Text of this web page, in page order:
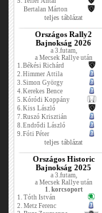
Bertalan Márton
teljes táblázat
Országos Rally2
Bajnokság 2026
a 3.futam,
a Mecsek Rallye után
1.Békési Richárd
2.Himmer Attila
3.Simon György
4.Kerekes Bence
5.Kóródi Koppány
6.Kiss László
7.Ruszó Krisztián
8.Endrődi László
9.Fóti Péter
teljes táblázat
Országos Historic
Bajnokság 2025
a 3.futam,
a Mecsek Rallye után
1. korcsoport
1. Tóth István
2. Metz Ferenc